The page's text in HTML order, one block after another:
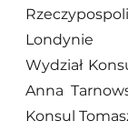
Londynie
Wydział
Anna
Konsul